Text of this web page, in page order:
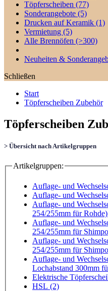
Töpferscheiben (77)
Sonderangebote (5)
Drucken auf Keramik (1)
Vermietung (5)
Alle Brennöfen (>300)
Neuheiten &
Schließen
Start
Töpferscheiben Zubehör
Töpferscheiben
> Übersicht nach Artikelgruppen
Artikelgruppen:
Auflage- und
Auflage- und
Auflage- und
254/255mm für
Auflage- und
254/255mm für
Auflage- und
254/255mm für
Auflage- und
Lochabstand 300mm
Elektrische
HSL (2)